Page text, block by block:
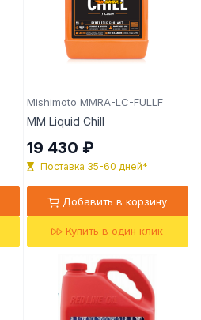
Mishimoto MMRA-LC-FULLF
MM Liquid Chill
19 430 ₽
Поставка 35-60 дней*
Добавить в корзину
Купить в один клик